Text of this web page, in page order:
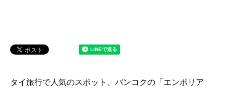
タイ旅行で人気のスポット、バンコクの「エンポリア